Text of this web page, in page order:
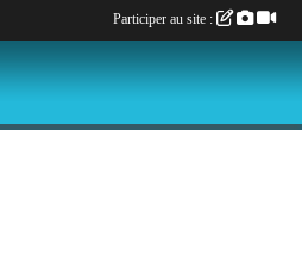
Participer au site :